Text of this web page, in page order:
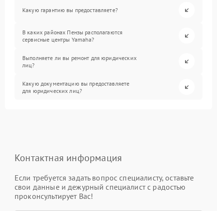
Какую гарантию вы предоставляете?
В каких районах Пензы располагаются
сервисные центры Yamaha?
Выполняете ли вы ремонт для юридических
лиц?
Какую документацию вы предоставляете
для юридических лиц?
Контактная информация
Если требуется задать вопрос специалисту, оставьте
свои данные и дежурный специалист с радостью
проконсультирует Вас!